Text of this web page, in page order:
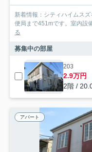
新着情報：シティハイムス
便局まで451mです。室内設
る
募集中の部屋
203
2.9万円
2階 /
アパート